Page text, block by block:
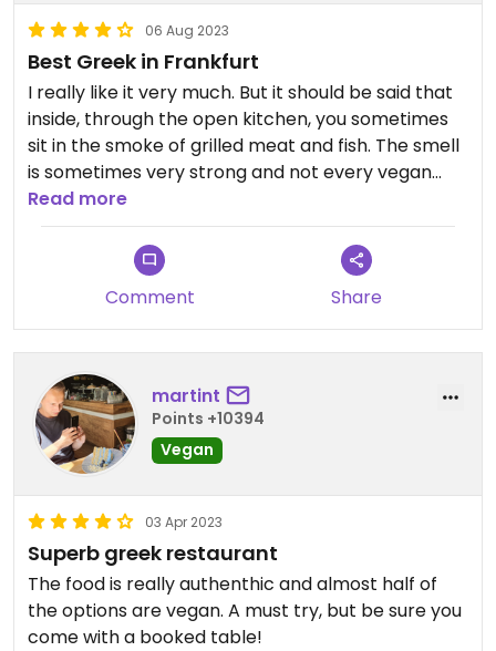
06 Aug 2023
Best Greek in Frankfurt
I really like it very much. But it should be said that
inside, through the open kitchen, you sometimes
sit in the smoke of grilled meat and fish. The smell
is sometimes very strong and not every vegan
can stand it. Everything is great on the terrace.
The variety of vegan options is unbeatable.
Read more
Comment Share
martint
Points +10394
Vegan
03 Apr 2023
Superb greek restaurant
The food is really authenthic and almost half of
the options are vegan. A must try, but be sure you
come with a booked table!